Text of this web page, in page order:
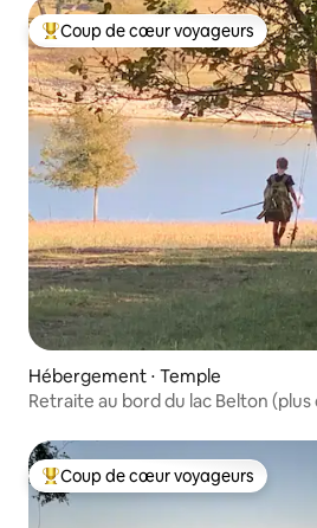
Coups de cœur voyageurs les plus
Coup de cœur voyageurs
Hébergement ⋅ Temple
Retraite au bord du lac Belton (plus
Coups de cœur voyageurs les plus
Coup de cœur voyageurs